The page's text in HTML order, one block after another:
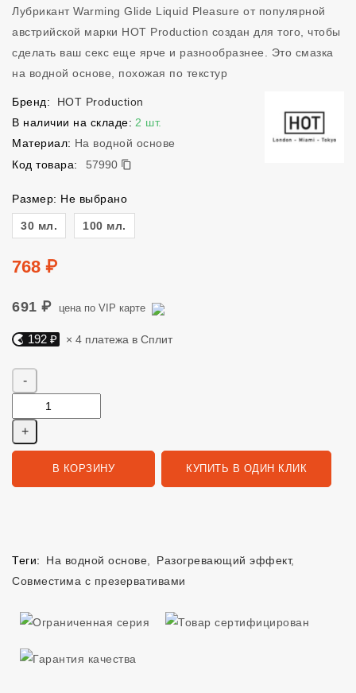
Лубрикант Warming Glide Liquid Pleasure от популярной
австрийской марки HOT Production создан для того, чтобы
сделать ваш секс еще ярче и разнообразнее. Это смазка
на водной основе, похожая по текстур
Бренд:
HOT Production
В наличии на складе: 2 шт.
Материал: На водной основе
Код товара:
57990
57990
Размер: Не выбрано
Размер
30 мл. 100 мл.
Цена
768 ₽
691 ₽ цена по VIP карте
Яндекс Сплит. 192 руб, 4 платежа в Сплит
192 ₽ × 4 платежа в Сплит
В КОРЗИНУ КУПИТЬ В ОДИН КЛИК
Теги: На водной основе Разогревающий эффект,
Совместима с презервативами